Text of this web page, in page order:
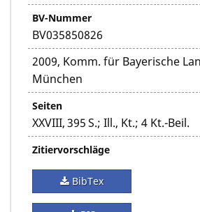
BV-Nummer
BV035850826
2009, Komm. für Bayerische
München
Seiten
XXVIII, 395 S.; Ill., Kt.; 4 Kt.-Beil.
Zitiervorschläge
BibTex